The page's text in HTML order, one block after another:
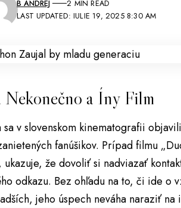
LAST UPDATED: IULIE 19, 2025 8:30 AM
B ANDREJ 2 MIN READ
Nekonečno a Íny Film
v slovenskom kinematografii
fanúšikov. Prípad filmu
že dovoliť si nadviazať
odkazu. Bez ohľadu na to, či ide o
jeho úspech neváha naraziť na